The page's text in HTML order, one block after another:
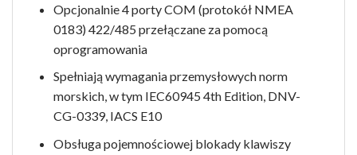
Opcjonalnie 4 porty COM (protokół NMEA
0183) 422/485 przełączane za pomocą
oprogramowania
Spełniają wymagania przemysłowych norm
morskich, w tym IEC60945 4th Edition, DNV-
CG-0339, IACS E10
Obsługa pojemnościowej blokady klawiszy